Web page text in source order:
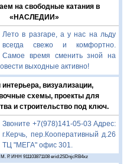
на свободные катания в
«НАСЛЕДИИ»
Лето в разгаре, а у нас на льду
всегда свежо и комфортно.
Самое время сменить зной на
выходные активно!
визуализации,
схемы, проекты для
и строительство под ключ.
Звоните +7(978)141-05-03 Адрес:
г.Керчь, пер.Кооперативный д.26
ТЦ "МЕГА" офис 301.
Р. ИНН 911103871108 erid:2SDnjcRB4xz